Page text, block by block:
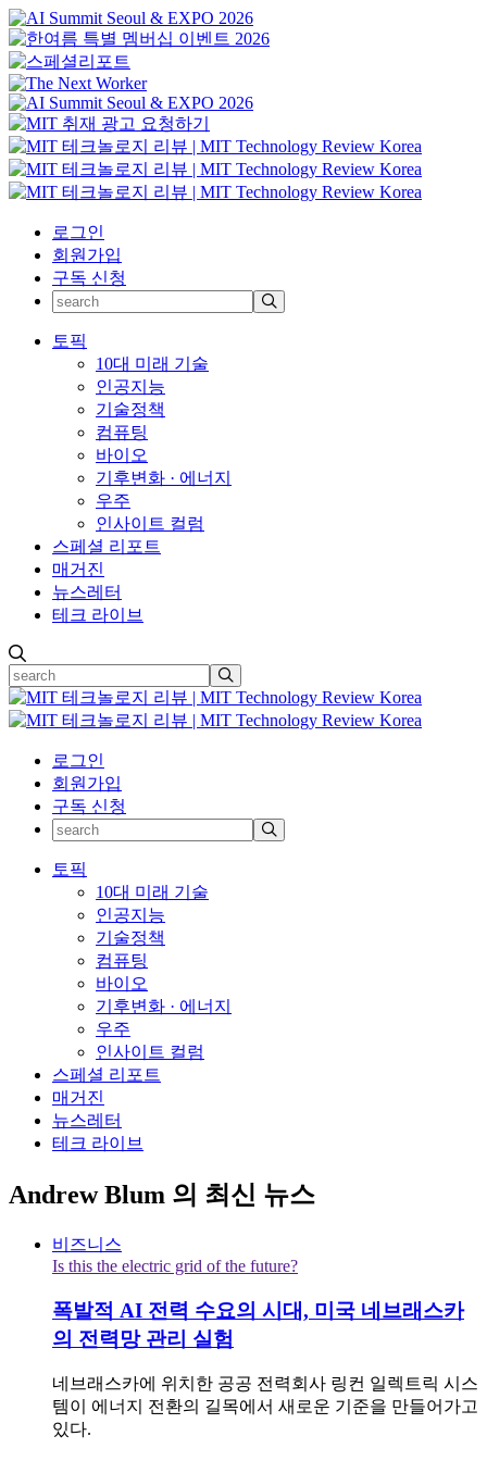
로그인
회원가입
구독 신청
토픽
10대 미래 기술
인공지능
기술정책
컴퓨팅
바이오
기후변화 · 에너지
우주
인사이트 컬럼
스페셜 리포트
매거진
뉴스레터
테크 라이브
로그인
회원가입
구독 신청
토픽
10대 미래 기술
인공지능
기술정책
컴퓨팅
바이오
기후변화 · 에너지
우주
인사이트 컬럼
스페셜 리포트
매거진
뉴스레터
테크 라이브
Andrew Blum 의 최신 뉴스
비즈니스
Is this the electric grid of the future?
폭발적 AI 전력 수요의 시대, 미국 네브래스카
의 전력망 관리 실험
네브래스카에 위치한 공공 전력회사 링컨 일렉트릭 시스
템이 에너지 전환의 길목에서 새로운 기준을 만들어가고
있다.